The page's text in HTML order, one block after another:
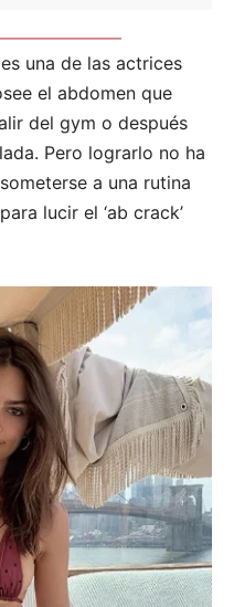
una de las actrices
el abdomen que
del gym o después
Pero lograrlo no ha
a una rutina
lucir el ‘ab crack’